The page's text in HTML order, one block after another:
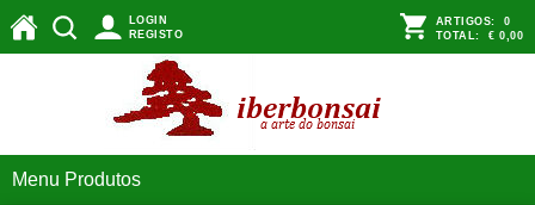
LOGIN
REGISTO
ARTIGOS: 0
TOTAL: € 0,00
Menu Produtos